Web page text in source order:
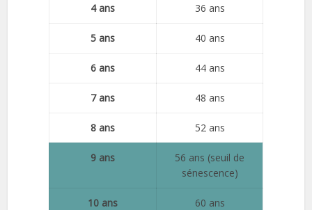
4 ans 36 ans
5 ans 40 ans
6 ans 44 ans
7 ans 48 ans
8 ans 52 ans
9 ans
56 ans (seuil de
sénescence)
10 ans 60 ans